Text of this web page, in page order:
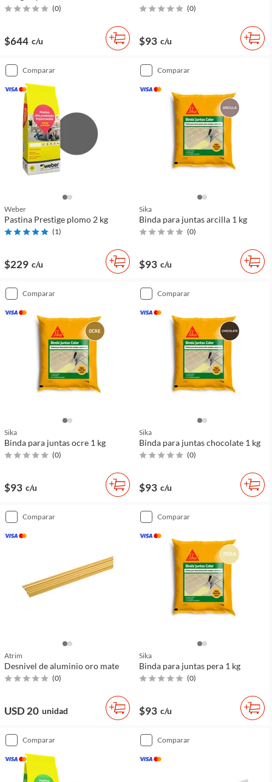
(0)
$644 c/u
(0)
$93 c/u
comparar
Weber
Pastina Prestige plomo 2 kg
(1)
$229 c/u
comparar
Sika
Binda para juntas arcilla 1 kg
(0)
$93 c/u
comparar
Sika
Binda para juntas ocre 1 kg
(0)
$93 c/u
comparar
Sika
Binda para juntas chocolate 1 kg
(0)
$93 c/u
comparar
Atrim
Desnivel de aluminio oro mate
(0)
USD 20 unidad
comparar
Sika
Binda para juntas pera 1 kg
(0)
$93 c/u
comparar comparar